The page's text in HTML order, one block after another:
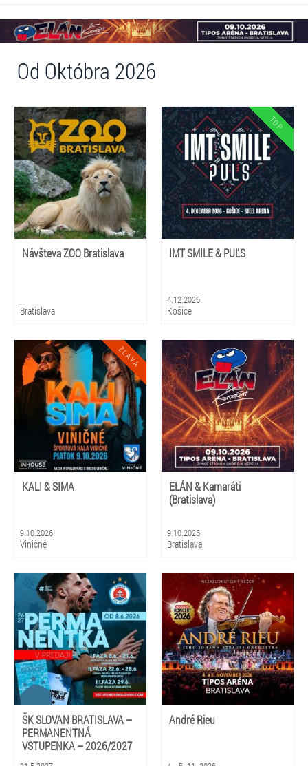
Od Októbra 2026
Návšteva ZOO Bratislava
Bratislava
IMT SMILE & PUĽS
4.12.2026
Košice
KALI & SIMA
9.10.2026
Viničné
ELÁN & Kamaráti
(Bratislava)
9.10.2026
Bratislava
ŠK SLOVAN BRATISLAVA –
PERMANENTNÁ
VSTUPENKA – 2026/2027
André Rieu